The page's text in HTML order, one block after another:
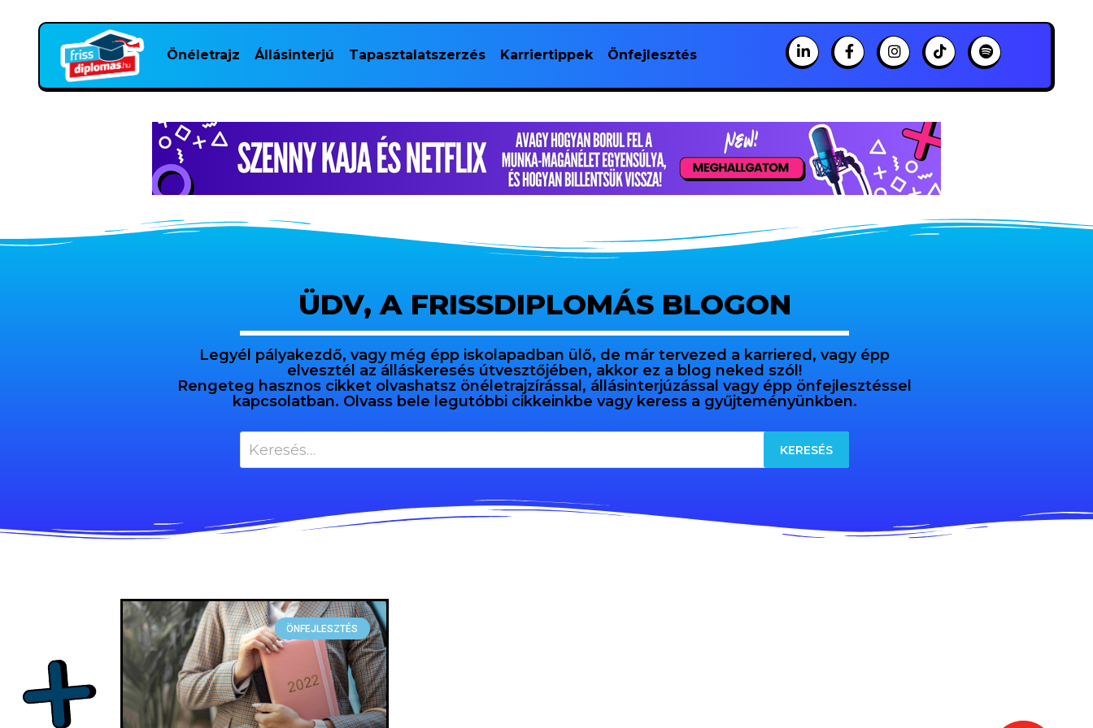
Önéletrajz Állásinterjú Tapasztalatszerzés Karriertippek Önfejlesztés
ÜDV, A FRISSDIPLOMÁS BLOGON
Legyél pályakezdő, vagy még épp iskolapadban ülő, de már tervezed a karriered, vagy épp
elvesztél az álláskeresés útvesztőjében, akkor ez a blog neked szól!
Rengeteg hasznos cikket olvashatsz önéletrajzírással, állásinterjúzással vagy épp önfejlesztéssel
kapcsolatban. Olvass bele legutóbbi cikkeinkbe vagy keress a gyűjteményünkben.
ÖNFEJLESZTÉS